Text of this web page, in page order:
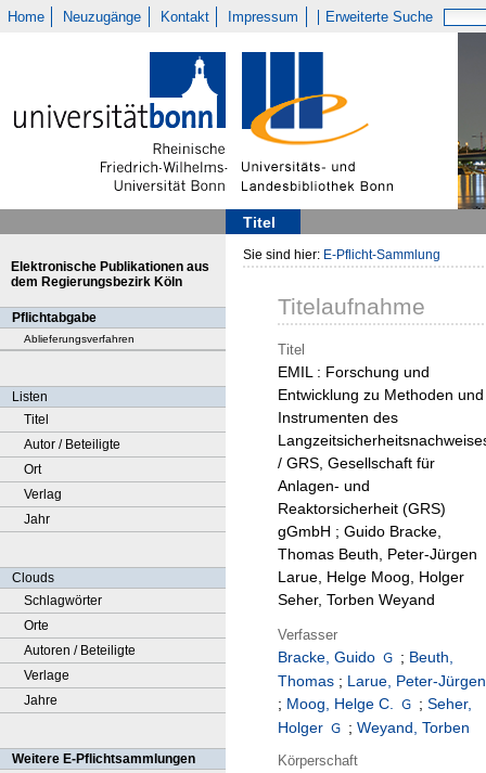
Home Neuzugänge Kontakt Impressum Erweiterte Suche
Titel
Elektronische Publikationen aus
dem Regierungsbezirk Köln
Pflichtabgabe
Ablieferungsverfahren
Listen
Titel
Autor / Beteiligte
Ort
Verlag
Jahr
Clouds
Schlagwörter
Orte
Autoren / Beteiligte
Verlage
Jahre
Weitere E-Pflichtsammlungen
Sie sind hier: E-Pflicht-Sammlung
Titelaufnahme
Titel
EMIL : Forschung und
Entwicklung zu Methoden und
Instrumenten des
/ GRS, Gesellschaft für
Anlagen- und
Reaktorsicherheit (GRS)
gGmbH ; Guido Bracke,
Thomas Beuth, Peter-Jürgen
Larue, Helge Moog, Holger
Seher, Torben Weyand
Verfasser
Bracke, Guido ; Beuth,
Thomas ; Larue, Peter-Jürgen
; Moog, Helge C. ; Seher,
Holger
; Weyand, Torben
Körperschaft